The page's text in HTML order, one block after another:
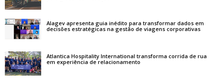
Alagev apresenta guia inédito para transformar dados em
decisões estratégicas na gestão de viagens corporativas
Atlantica Hospitality International transforma corrida de rua
em experiência de relacionamento